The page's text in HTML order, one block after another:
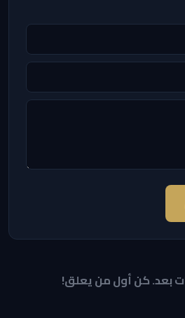
بعد. كن أول من يعلق!